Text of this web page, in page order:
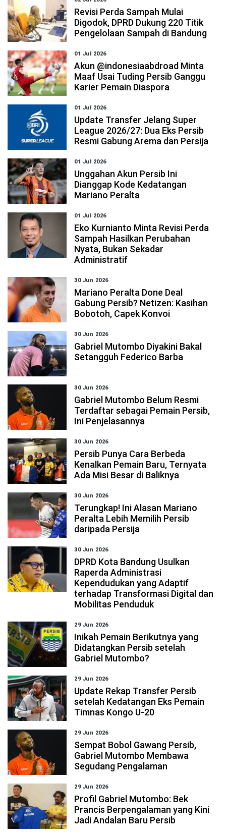
Revisi Perda Sampah Mulai
Digodok, DPRD Dukung 220 Titik
Pengelolaan Sampah di Bandung
01 Jul 2026
Akun @indonesiaabdroad Minta
Maaf Usai Tuding Persib Ganggu
Karier Pemain Diaspora
01 Jul 2026
Update Transfer Jelang Super
League 2026/27: Dua Eks Persib
Resmi Gabung Arema dan Persija
01 Jul 2026
Unggahan Akun Persib Ini
Dianggap Kode Kedatangan
Mariano Peralta
01 Jul 2026
Eko Kurnianto Minta Revisi Perda
Sampah Hasilkan Perubahan
Nyata, Bukan Sekadar
Administratif
30 Jun 2026
Mariano Peralta Done Deal
Gabung Persib? Netizen: Kasihan
Bobotoh, Capek Konvoi
30 Jun 2026
Gabriel Mutombo Diyakini Bakal
Setangguh Federico Barba
30 Jun 2026
Gabriel Mutombo Belum Resmi
Terdaftar sebagai Pemain Persib,
Ini Penjelasannya
30 Jun 2026
Persib Punya Cara Berbeda
Kenalkan Pemain Baru, Ternyata
Ada Misi Besar di Baliknya
30 Jun 2026
Terungkap! Ini Alasan Mariano
Peralta Lebih Memilih Persib
daripada Persija
30 Jun 2026
DPRD Kota Bandung Usulkan
Raperda Administrasi
Kependudukan yang Adaptif
terhadap Transformasi Digital dan
Mobilitas Penduduk
29 Jun 2026
Inikah Pemain Berikutnya yang
Didatangkan Persib setelah
Gabriel Mutombo?
29 Jun 2026
Update Rekap Transfer Persib
setelah Kedatangan Eks Pemain
Timnas Kongo U-20
29 Jun 2026
Sempat Bobol Gawang Persib,
Gabriel Mutombo Membawa
Segudang Pengalaman
29 Jun 2026
Profil Gabriel Mutombo: Bek
Prancis Berpengalaman yang Kini
Jadi Andalan Baru Persib